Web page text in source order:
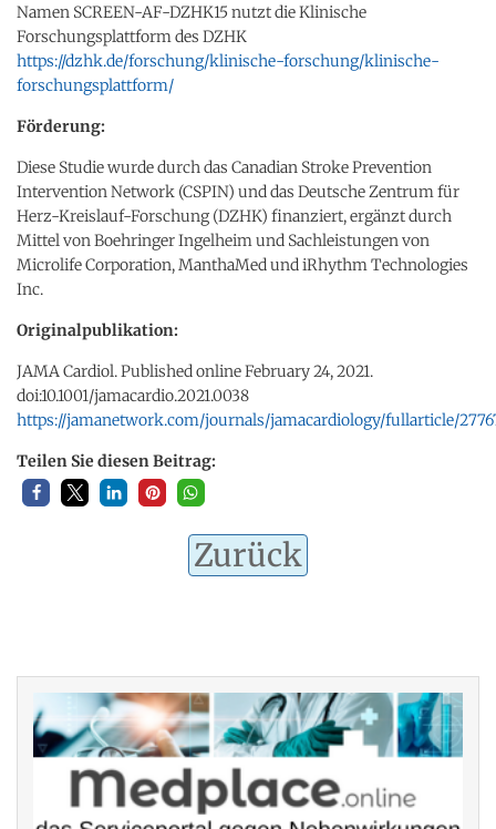
Namen SCREEN-AF-DZHK15 nutzt die Klinische
Forschungsplattform des DZHK
https://dzhk.de/forschung/klinische-forschung/klinische-
forschungsplattform/
Förderung:
Diese Studie wurde durch das Canadian Stroke Prevention
Intervention Network (CSPIN) und das Deutsche Zentrum für
Herz-Kreislauf-Forschung (DZHK) finanziert, ergänzt durch
Mittel von Boehringer Ingelheim und Sachleistungen von
Microlife Corporation, ManthaMed und iRhythm Technologies
Inc.
Originalpublikation:
JAMA Cardiol. Published online February 24, 2021.
doi:10.1001/jamacardio.2021.0038
https://jamanetwork.com/journals/jamacardiology/fullarticle/
Teilen Sie diesen Beitrag:
Zurück